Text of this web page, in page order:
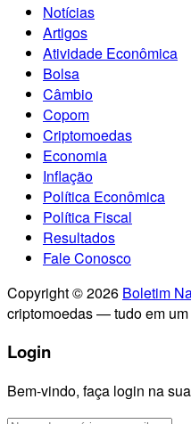
Notícias
Artigos
Atividade Econômica
Bolsa
Câmbio
Copom
Criptomoedas
Economia
Inflação
Política Econômica
Política Fiscal
Resultados
Fale Conosco
Copyright © 2026 Boletim
criptomoedas — tudo em um
Login
Bem-vindo, faça login na